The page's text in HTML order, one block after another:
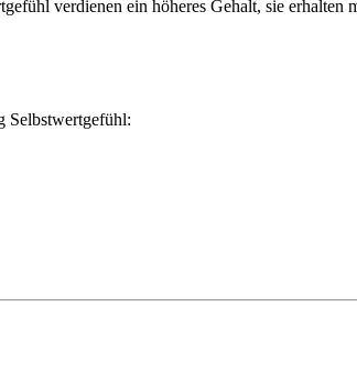
verdienen ein höheres Gehalt, sie erhalten
Selbstwertgefühl: